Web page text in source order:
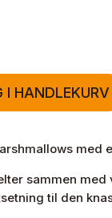
I HANDLEKURV
med
sammen
til den